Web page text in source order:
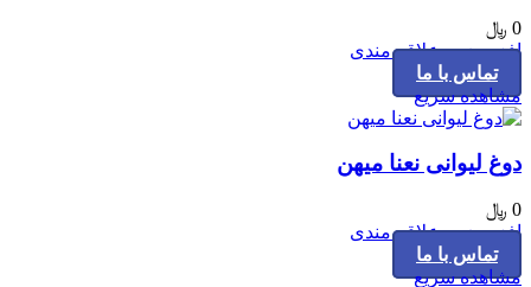
0 ﷼
افزودن به علاقه مندی
تماس با ما
مشاهده سریع
دوغ لیوانی نعنا میهن
0 ﷼
افزودن به علاقه مندی
تماس با ما
مشاهده سریع